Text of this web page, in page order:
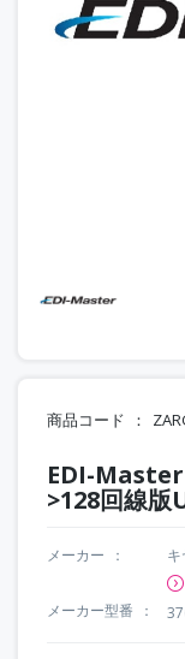
商品コード
EDI-
>128回線
メーカー
メーカー型番